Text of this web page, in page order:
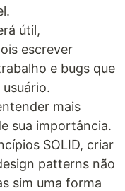
útil,
escrever
e bugs que
mais
sua importância.
SOLID, criar
patterns não
sim uma forma